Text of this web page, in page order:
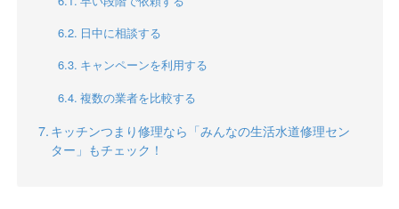
日中に相談する
キャンペーンを利用する
複数の業者を比較する
キッチンつまり修理なら「みんなの生活水道修理セン
ター」もチェック！